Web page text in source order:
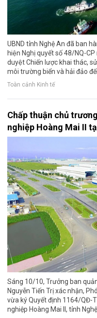
UBND tỉnh Nghệ An đã ban
hiện Nghị quyết số 48/NQ-
duyệt Chiến lược khai thác,
môi trường biển và hải đảo
Toàn cảnh Kinh tế
Chấp thuận chủ
nghiệp Hoàng Mai II
Sáng 10/10, Trưởng ban
Nguyễn Tiến Trị xác nhận,
vừa ký Quyết định 1164/QĐ-
nghiệp Hoàng Mai II, tỉnh